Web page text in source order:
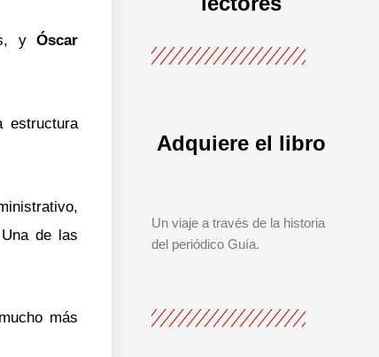
y Óscar
estructura
de las
más
Adquiere el libro
Un viaje a través de la historia
del periódico Guía.